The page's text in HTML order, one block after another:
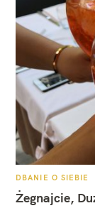
K
T
E
DBANIE O SIEBIE
Żegnajcie,